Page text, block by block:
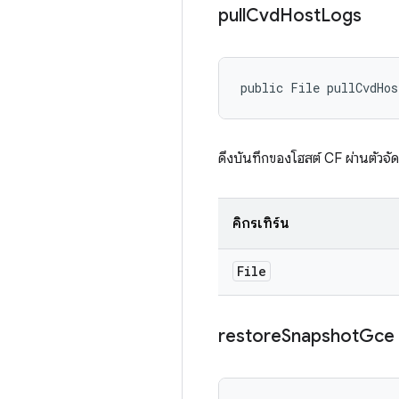
pullCvdHostLogs
public File
ดึงบันทึกของโฮสต์ CF ผ่านตัวจั
คิกรีเทิร์น
File
restoreSnapshotGce